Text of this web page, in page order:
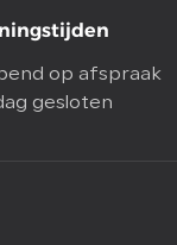
op afspraak
gesloten